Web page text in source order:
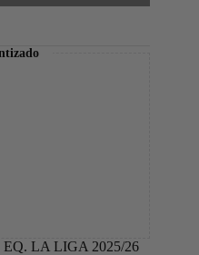
EQ. LA LIGA 2025/26